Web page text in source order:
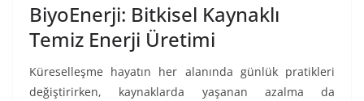
BiyoEnerji: Bitkisel Kaynaklı
Temiz Enerji Üretimi
Küreselleşme hayatın her alanında günlük pratikleri
değiştirirken, kaynaklarda yaşanan azalma da